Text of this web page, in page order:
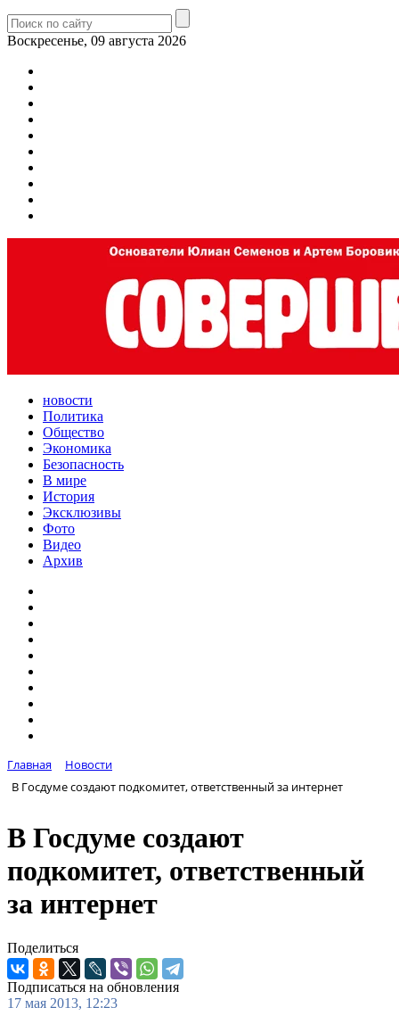
Воскресенье, 09 августа 2026
новости
Политика
Общество
Экономика
Безопасность
В мире
История
Эксклюзивы
Фото
Видео
Архив
Главная
Новости
В Госдуме создают подкомитет, ответственный за интернет
В Госдуме создают
подкомитет, ответственный
за интернет
Поделиться
Подписаться на обновления
17 мая 2013, 12:23